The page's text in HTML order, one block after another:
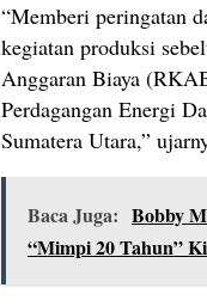
“Memberi peringatan
kegiatan produksi
Anggaran Biaya
Perdagangan Energi
Sumatera Utara,”
Baca Juga: Bobby
“Mimpi 20 Tahun”